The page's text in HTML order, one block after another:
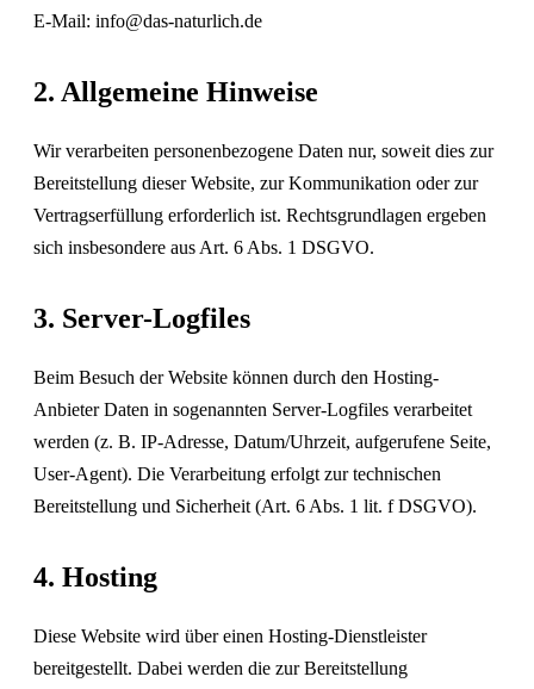
E-Mail: info@das-naturlich.de
2. Allgemeine Hinweise
Wir verarbeiten personenbezogene Daten nur, soweit dies zur
Bereitstellung dieser Website, zur Kommunikation oder zur
Vertragserfüllung erforderlich ist. Rechtsgrundlagen ergeben
sich insbesondere aus Art. 6 Abs. 1 DSGVO.
3. Server-Logfiles
Beim Besuch der Website können durch den Hosting-
Anbieter Daten in sogenannten Server-Logfiles verarbeitet
werden (z. B. IP-Adresse, Datum/Uhrzeit, aufgerufene Seite,
User-Agent). Die Verarbeitung erfolgt zur technischen
Bereitstellung und Sicherheit (Art. 6 Abs. 1 lit. f DSGVO).
4. Hosting
Diese Website wird über einen Hosting-Dienstleister
bereitgestellt. Dabei werden die zur Bereitstellung